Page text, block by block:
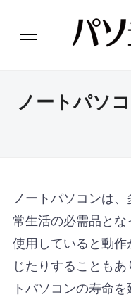
ノートパソ
ノートパソコンは
常生活の必需品と
使用していると動
じたりすることも
トパソコンの寿命